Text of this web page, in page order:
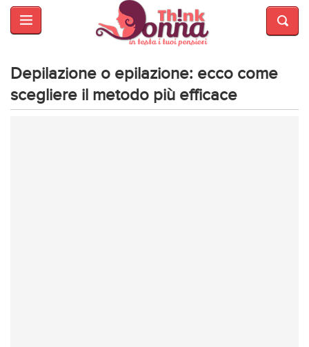
HOME
E
BELLEZZA
MODA
Depilazione o epilazione: ecco come
scegliere il metodo più efficace